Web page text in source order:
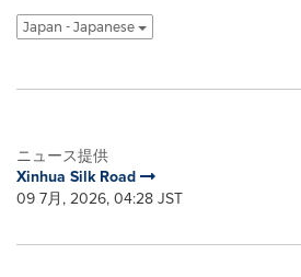
Japan - Japanese
ニュース提供
Xinhua Silk Road
09 7月, 2026, 04:28 JST